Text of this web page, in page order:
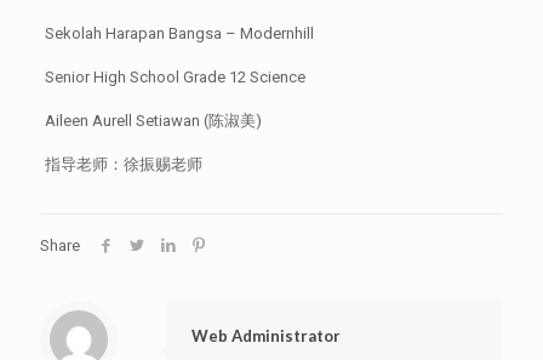
Sekolah Harapan Bangsa – Modernhill
Senior High School Grade 12 Science
Aileen Aurell Setiawan (陈淑美)
指导老师：徐振赐老师
Share
Web Administrator